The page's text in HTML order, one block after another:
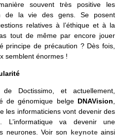
souvent très positive les
de la vie des gens. Se posent
relatives à l’éthique et à la
tout de même par encore jouer
principe de précaution ? Dès fois,
semblent énormes !
de Doctissimo, et actuellement,
de génomique belge DNAVision,
les informaticiens vont devenir des
L’informatique va devenir une
neurones. Voir son keynoteainsi